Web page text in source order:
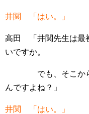
井関 「はい。」
高田 「井関先生は最
いですか。
でも、そこから勉
んですよね？」
井関 「はい。」